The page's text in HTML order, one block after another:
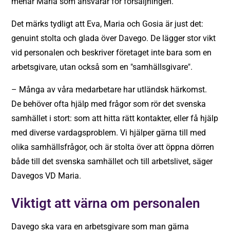
Det märks tydligt att Eva, Maria och Gosia är just det:
genuint stolta och glada över Davego. De lägger stor vikt
vid personalen och beskriver företaget inte bara som en
arbetsgivare, utan också som en "samhällsgivare".
– Många av våra medarbetare har utländsk härkomst.
De behöver ofta hjälp med frågor som rör det svenska
samhället i stort: som att hitta rätt kontakter, eller få hjälp
med diverse vardagsproblem. Vi hjälper gärna till med
olika samhällsfrågor, och är stolta över att öppna dörren
både till det svenska samhället och till arbetslivet, säger
Davegos VD Maria.
Viktigt att värna om personalen
Davego ska vara en arbetsgivare som man gärna